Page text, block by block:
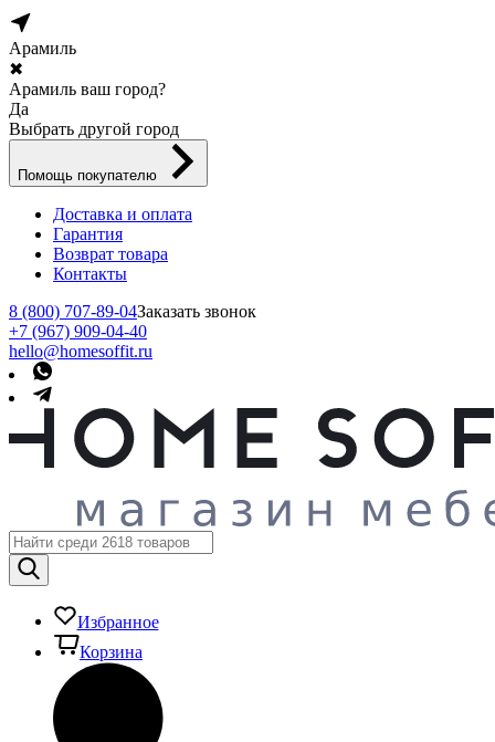
Арамиль
✖
Арамиль ваш город?
Да
Выбрать другой город
Помощь покупателю
Доставка и оплата
Гарантия
Возврат товара
Контакты
8 (800) 707-89-04Заказать звонок
+7 (967) 909-04-40
hello@homesoffit.ru
Избранное
Корзина